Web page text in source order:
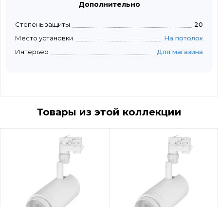
Дополнительно
Степень защиты
20
Место установки
На потолок
Интерьер
Для магазина
Товары из этой коллекции